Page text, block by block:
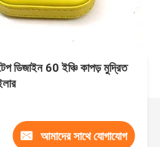
ডিজাইন 60 ইঞ্চি কাপড় মুদ্রিত
আমাদের সাথে যোগাযোগ